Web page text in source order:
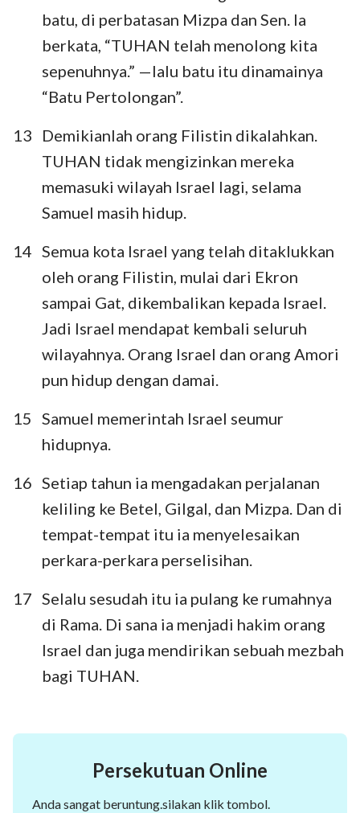
8
9 10 11 12 13
14
15
16 17 18 19 20
21
22
23 24 25
batu, di perbatasan Mizpa dan Sen. Ia
berkata, “TUHAN telah menolong kita
sepenuhnya.” —lalu batu itu dinamainya
“Batu Pertolongan”.
13
Demikianlah orang Filistin dikalahkan.
TUHAN tidak mengizinkan mereka
memasuki wilayah Israel lagi, selama
Samuel masih hidup.
14 Semua kota Israel yang telah ditaklukkan
oleh orang Filistin, mulai dari Ekron
sampai Gat, dikembalikan kepada Israel.
Jadi Israel mendapat kembali seluruh
wilayahnya. Orang Israel dan orang Amori
pun hidup dengan damai.
15 Samuel memerintah Israel seumur
hidupnya.
16 Setiap tahun ia mengadakan perjalanan
keliling ke Betel, Gilgal, dan Mizpa. Dan di
tempat-tempat itu ia menyelesaikan
perkara-perkara perselisihan.
17 Selalu sesudah itu ia pulang ke rumahnya
di Rama. Di sana ia menjadi hakim orang
Israel dan juga mendirikan sebuah mezbah
bagi TUHAN.
Persekutuan Online
Anda sangat beruntung.silakan klik tombol.